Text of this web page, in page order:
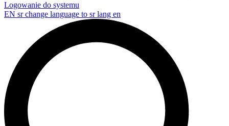
Logowanie do systemu
EN sr change language to sr lang en